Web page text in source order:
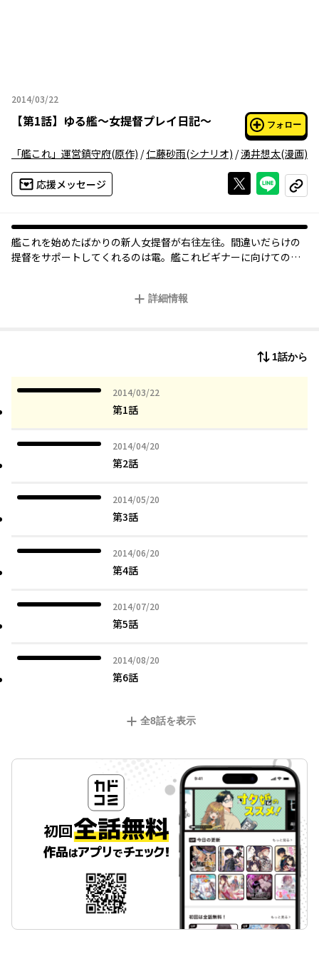
2014/03/22
2014年03月22日
【第1話】 ゆる艦～女提督プレイ日記～ フォロー
「艦これ」運営鎮守府(原作) /仁藤砂雨(シナリオ) /湧井想太(漫画)
応援メッセージ Xで投稿する
ライン
コピー
艦これを始めたばかりの新人女提督が右往左往。間違いだらけの
提督をサポートしてくれるのは電。艦これビギナーに向けてのレ
詳細情報
1話から
2014/03/22
2014年03月22日
第1話
2014/04/20
2014年04月20日
第2話
2014/05/20
2014年05月20日
第3話
2014/06/20
2014年06月20日
第4話
2014/07/20
2014年07月20日
第5話
2014/08/20
2014年08月20日
第6話
全8話を表示